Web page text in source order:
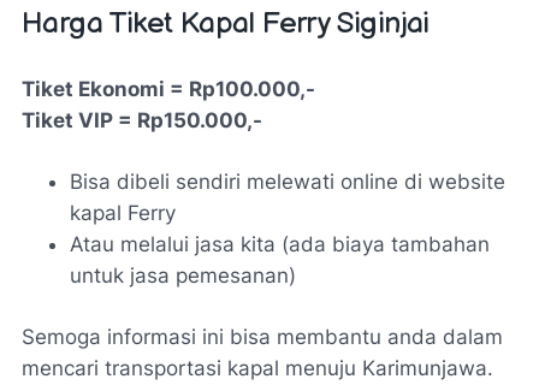
Harga Tiket Kapal Ferry Siginjai
Tiket Ekonomi = Rp100.000,-
Tiket VIP = Rp150.000,-
Bisa dibeli sendiri melewati online di website
kapal Ferry
Atau melalui jasa kita (ada biaya tambahan
untuk jasa pemesanan)
Semoga informasi ini bisa membantu anda dalam
mencari transportasi kapal menuju Karimunjawa.